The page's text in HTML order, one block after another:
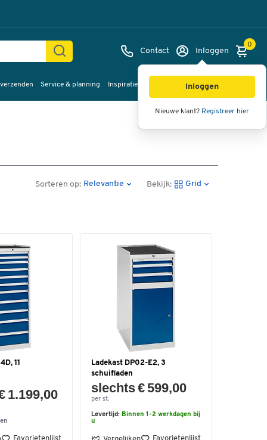
Contact Inloggen
Inloggen
Nieuwe klant? Registreer hier
0
Service & planning Inspiratie
Sorteren op: Relevantie Bekijk: Grid
11
1.199,00
Ladekast DP02-E2, 3
schuifladen
slechts € 599,00
per st.
Levertijd: Binnen 1-2 werkdagen bij
u